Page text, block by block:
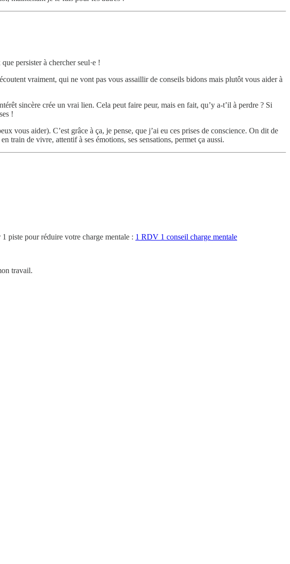
persister à chercher seul·e !
vraiment, qui ne vont pas vous assaillir de conseils bidons mais plutôt vous aider à
sincère crée un vrai lien. Cela peut faire peur, mais en fait, qu’y a-t’il à perdre ? Si
!
vous aider). C’est grâce à ça, je pense, que j’ai eu ces prises de conscience. On dit de
train de vivre, attentif à ses émotions, ses sensations, permet ça aussi.
piste pour réduire votre charge mentale : 1 RDV 1 conseil charge mentale
travail.